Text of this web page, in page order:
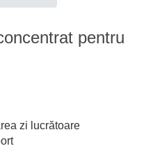
pentru
zi lucrătoare